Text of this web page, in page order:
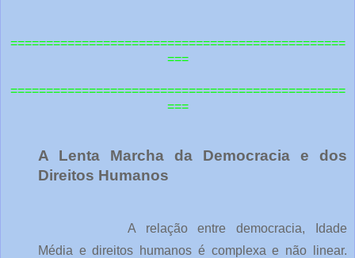
===============================================
===
===============================================
===
A Lenta Marcha da Democracia e dos
Direitos Humanos
A relação entre democracia, Idade
Média e direitos humanos é complexa e não linear.